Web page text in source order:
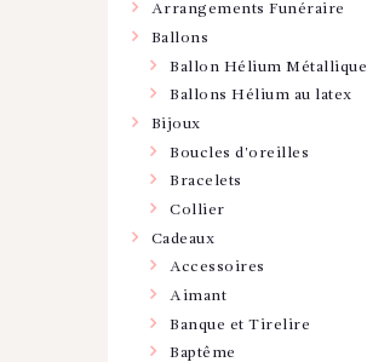
Arrangements Funéraire
Ballons
Ballon Hélium Métallique
Ballons Hélium au latex
Bijoux
Boucles d'oreilles
Bracelets
Collier
Cadeaux
Accessoires
Aimant
Banque et Tirelire
Baptême